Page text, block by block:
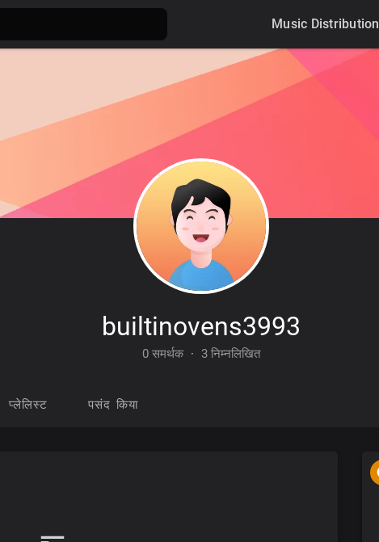
Music Distribution
builtinovens3993
0 समर्थक · 3 निम्नलिखित
प्लेलिस्ट पसंद किया